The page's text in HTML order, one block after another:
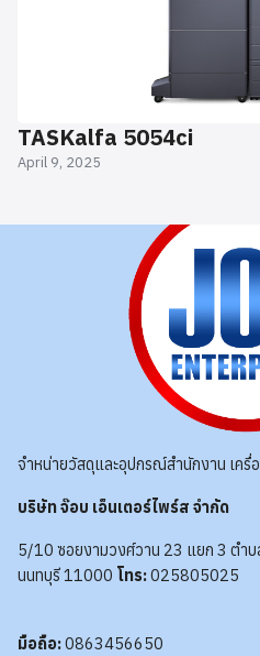
TASKalfa 5054ci
April 9, 2025
จำหน่ายวัสดุและอุปกรณ์สำนักงาน เครื่
บริษัท จ๊อบ เอ็นเตอร์ไพร์ส จำกัด
5/10 ซอยงามวงศ์วาน 23 แยก 3 ตำบ
นนทบุรี 11000 โทร:025805025
มือถือ:0863456650